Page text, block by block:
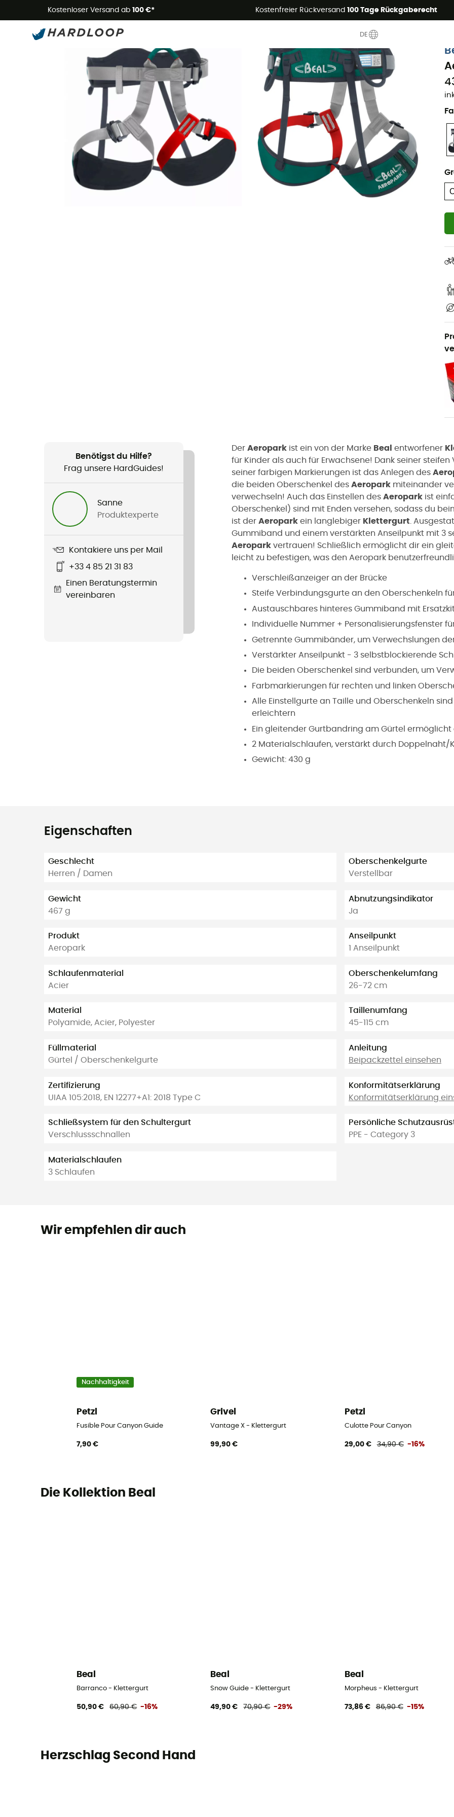
Kostenloser Versand ab 100 €* Kostenfreier Rückversand 100 Tage Rückgaberecht
DE
Sommerangebote🔥 -5% EXTRA ab 2 Produkten* Code Summer5
Benötigst du Hilfe?
Frag unsere HardGuides!
Sanne
Produktexperte
Kontakiere uns per Mail
+33 4 85 21 31 83
Einen Beratungstermin
vereinbaren
Der Aeropark ist ein von der Marke Beal entworfener
für Kinder als auch für Erwachsene! Dank seiner
seiner farbigen Markierungen ist das Anlegen des
die beiden Oberschenkel des Aeropark miteinander
verwechseln! Auch das Einstellen des Aeropark ist
Oberschenkel) sind mit Enden versehen, sodass du
ist der Aeropark ein langlebiger Klettergurt .
Gummiband und einem verstärkten Anseilpunkt mit 3
Aeropark vertrauen! Schließlich ermöglicht dir ein
leicht zu befestigen, was den Aeropark
Verschleißanzeiger an der Brücke
Steife Verbindungsgurte an den Oberschenkeln
Austauschbares hinteres Gummiband mit
Individuelle Nummer + Personalisierungsfenster
Getrennte Gummibänder, um Verwechslungen
Verstärkter Anseilpunkt - 3 selbstblockierende
Die beiden Oberschenkel sind verbunden, um
Farbmarkierungen für rechten und linken
Alle Einstellgurte an Taille und Oberschenkeln
erleichtern
Ein gleitender Gurtbandring am Gürtel ermöglicht
2 Materialschlaufen, verstärkt durch Doppelnaht/
Gewicht: 430 g
Eigenschaften
Geschlecht
Herren / Damen
Gewicht
467 g
Produkt
Aeropark
Schlaufenmaterial
Acier
Material
Polyamide, Acier, Polyester
Füllmaterial
Gürtel / Oberschenkelgurte
Zertifizierung
UIAA 105:2018, EN 12277+A1: 2018 Type C
Schließsystem für den Schultergurt
Verschlussschnallen
Materialschlaufen
3 Schlaufen
Oberschenkelgurte
Verstellbar
Abnutzungsindikator
Ja
Anseilpunkt
1 Anseilpunkt
Oberschenkelumfang
26-72 cm
Taillenumfang
45-115 cm
Anleitung
Beipackzettel einsehen
Konformitätserklärung
Konformitätserklärung
Persönliche
PPE - Category 3
Wir empfehlen dir auch
Nachhaltigkeit
Petzl
Fusible Pour Canyon Guide
7,90 €
Grivel
Vantage X - Klettergurt
99,90 €
Petzl
Culotte Pour Canyon
29,00 € 34,90 € -16%
Die Kollektion Beal
Beal
Barranco - Klettergurt
50,90 € 60,90 € -16%
Beal
Snow Guide - Klettergurt
49,90 € 70,90 € -29%
Beal
Morpheus - Klettergurt
73,86 € 86,90 € -15%
Herzschlag Second Hand